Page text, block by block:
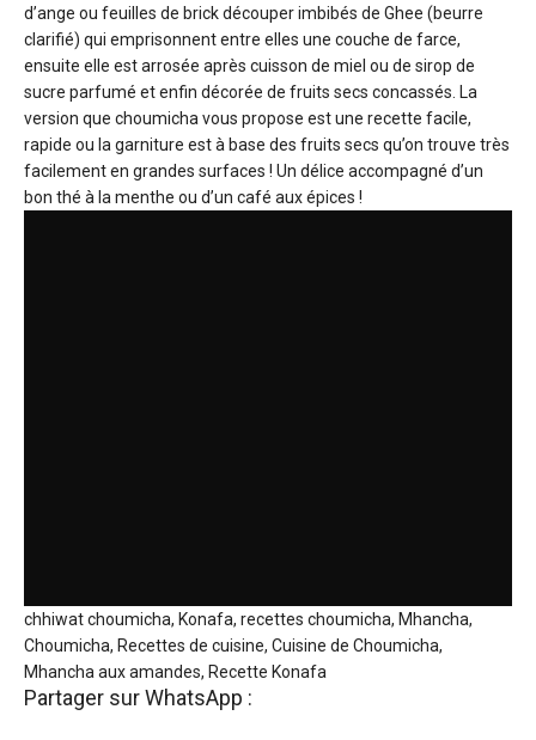
d’ange ou feuilles de brick découper imbibés de Ghee (beurre
clarifié) qui emprisonnent entre elles une couche de farce,
ensuite elle est arrosée après cuisson de miel ou de sirop de
sucre parfumé et enfin décorée de fruits secs concassés. La
version que choumicha vous propose est une recette facile,
rapide ou la garniture est à base des fruits secs qu’on trouve très
facilement en grandes surfaces ! Un délice accompagné d’un
bon thé à la menthe ou d’un café aux épices !
chhiwat choumicha, Konafa, recettes choumicha, Mhancha,
Choumicha, Recettes de cuisine, Cuisine de Choumicha,
Mhancha aux amandes, Recette Konafa
Partager sur WhatsApp :